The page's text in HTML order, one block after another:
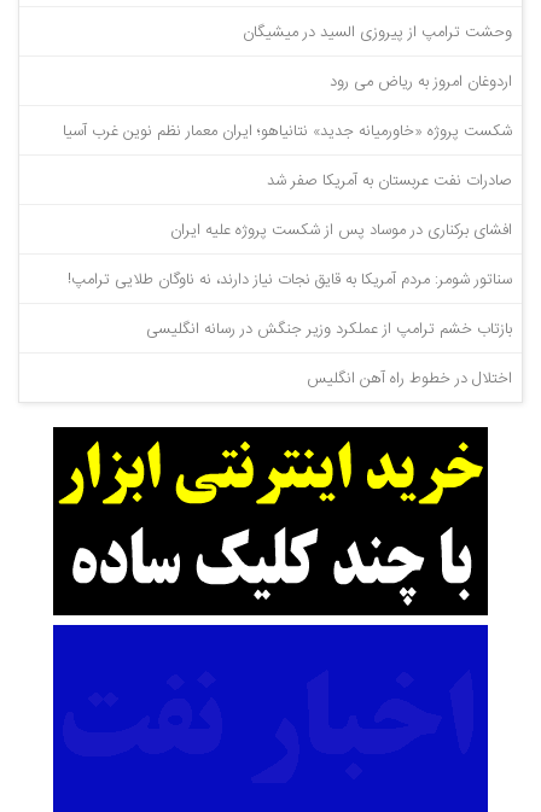
وحشت ترامپ از پیروزی السید در میشیگان
اردوغان امروز به ریاض می رود
شکست پروژه «خاورمیانه جدید» نتانیاهو؛ ایران معمار نظم نوین غرب آسیا
صادرات نفت عربستان به آمریکا صفر شد
افشای برکناری در موساد پس از شکست پروژه علیه ایران
سناتور شومر: مردم آمریکا به قایق نجات نیاز دارند، نه ناوگان طلایی ترامپ!
بازتاب خشم ترامپ از عملکرد وزیر جنگش در رسانه انگلیسی
اختلال در خطوط راه آهن انگلیس